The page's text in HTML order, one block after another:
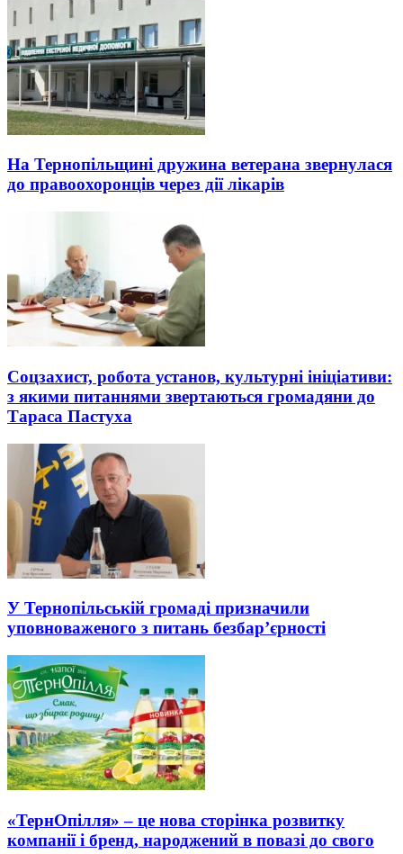
На Тернопільщині дружина ветерана звернулася
до правоохоронців через дії лікарів
Соцзахист, робота установ, культурні ініціативи:
з якими питаннями звертаються громадяни до
Тараса Пастуха
У Тернопільській громаді призначили
уповноваженого з питань безбар’єрності
«ТернОпілля» – це нова сторінка розвитку
компанії і бренд, народжений в повазі до свого